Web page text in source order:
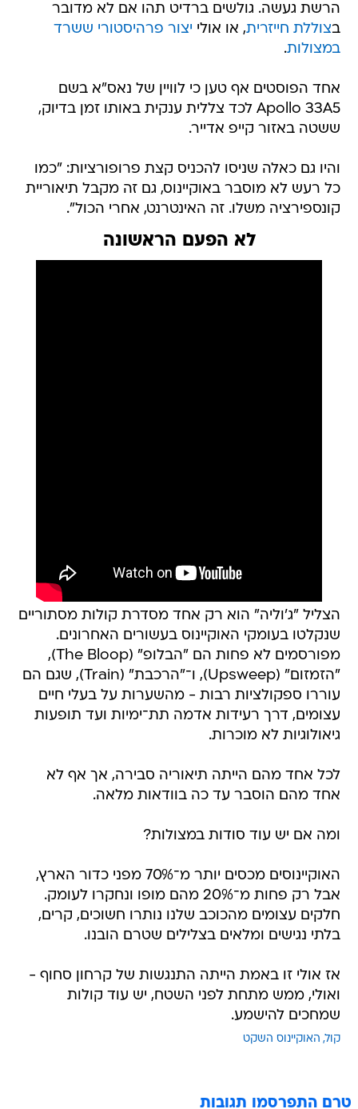
הרשת געשה. גולשים ברדיט תהו אם לא מדובר
בצוללת חייזרית, או אולי יצור פרהיסטורי ששרד
במצולות.
אחד הפוסטים אף טען כי לוויין של נאס"א בשם
Apollo 33A5 לכד צללית ענקית באותו זמן בדיוק,
ששטה באזור קייפ אדייר.
והיו גם כאלה שניסו להכניס קצת פרופורציות: "כמו
כל רעש לא מוסבר באוקיינוס, גם זה מקבל תיאוריית
קונספירציה משלו. זה האינטרנט, אחרי הכול".
לא הפעם הראשונה
הצליל "ג'וליה" הוא רק אחד מסדרת קולות מסתוריים
שנקלטו בעומקי האוקיינוס בעשורים האחרונים.
מפורסמים לא פחות הם "הבלופ" (The Bloop),
"הזמזום" (Upsweep), ו־"הרכבת" (Train), שגם הם
עוררו ספקולציות רבות - מהשערות על בעלי חיים
עצומים, דרך רעידות אדמה תת־ימיות ועד תופעות
גיאולוגיות לא מוכרות.
לכל אחד מהם הייתה תיאוריה סבירה, אך אף לא
אחד מהם הוסבר עד כה בוודאות מלאה.
ומה אם יש עוד סודות במצולות?
האוקיינוסים מכסים יותר מ־70% מפני כדור הארץ,
אבל רק פחות מ־20% מהם מופו ונחקרו לעומק.
חלקים עצומים מהכוכב שלנו נותרו חשוכים, קרים,
בלתי נגישים ומלאים בצלילים שטרם הובנו.
אז אולי זו באמת הייתה התנגשות של קרחון סחוף -
ואולי, ממש מתחת לפני השטח, יש עוד קולות
שמחכים להישמע.
קול האוקיינוס השקט
טרם התפרסמו תגובות